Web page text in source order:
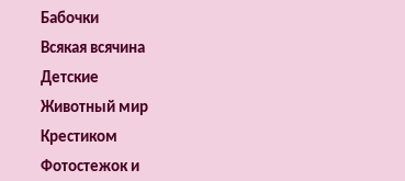
Бабочки
Всякая всячина
Детские
Животный мир
Крестиком
Фотостежок и